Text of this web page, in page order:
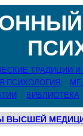
ТРАДИЦИИ
ПСИХОЛОГИЯ
БИБЛИОТЕКА
ВЫСШЕЙ